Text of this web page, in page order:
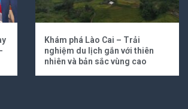
Khám phá Lào Cai – Trải
nghiệm du lịch gắn với thiên
nhiên và bản sắc vùng cao